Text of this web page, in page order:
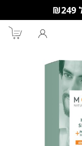
יותר!
בקניות